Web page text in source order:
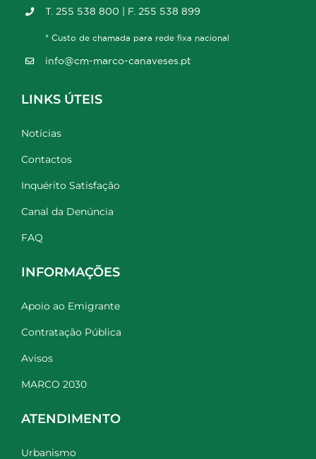
T. 255 538 800 | F. 255 538 899
* Custo de chamada para rede fixa nacional
info@cm-marco-canaveses.pt
LINKS ÚTEIS
Notícias
Contactos
Inquérito Satisfação
Canal da Denúncia
FAQ
INFORMAÇÕES
Apoio ao Emigrante
Contratação Pública
Avisos
MARCO 2030
ATENDIMENTO
Urbanismo